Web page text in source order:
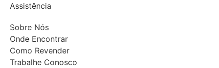
Assistência
Sobre Nós
Onde Encontrar
Como Revender
Trabalhe Conosco